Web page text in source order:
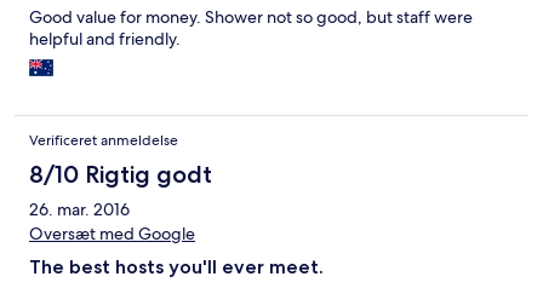
Good value for money. Shower not so good, but staff were
helpful and friendly.
Verificeret anmeldelse
8/10 Rigtig godt
26. mar. 2016
Oversæt med Google
The best hosts you'll ever meet.